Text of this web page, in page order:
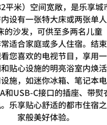
平米）空间宽敞，是乐享城
设有一张特大床或两张单
的沙发，可供至多两名儿童
适合家庭或多人住宿。结
您喜欢的电视节目，享用
贴心设施的明亮浴室内焕
施，如迷你冰箱、笔记本
和USB-C接口的插座、带熨
乐享贴心舒适的都市住宿
家般美好体验。